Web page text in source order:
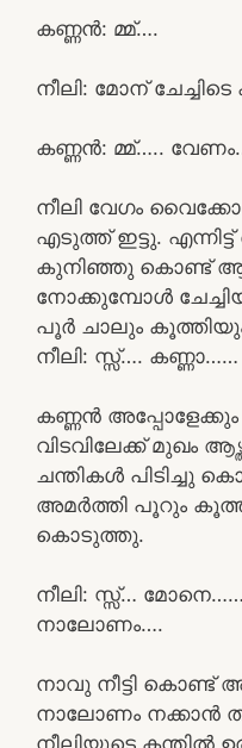
കണ്ണൻ: മ്മ്….
നീലി: മോന്
കണ്ണൻ: മ്മ്…..
നീലി വേഗം
എടുത്ത് ഇട്ടു.
കുനിഞ്ഞു കൊണ്ട് ആ
നോക്കുമ്പോൾ
പൂർ ചാലും
നീലി: സ്സ്‌…. കണ്ണാ……
കണ്ണൻ അപ്പോളേക്കും
വിടവിലേക്ക് മുഖം
ചന്തികൾ പിടിച്ചു
അമർത്തി പൂറും
കൊടുത്തു.
നീലി: സ്സ്‌…
നാലോണം….
നാവു നീട്ടി
നാലോണം നക്കാൻ
നീലിയുടെ കന്തിൽ